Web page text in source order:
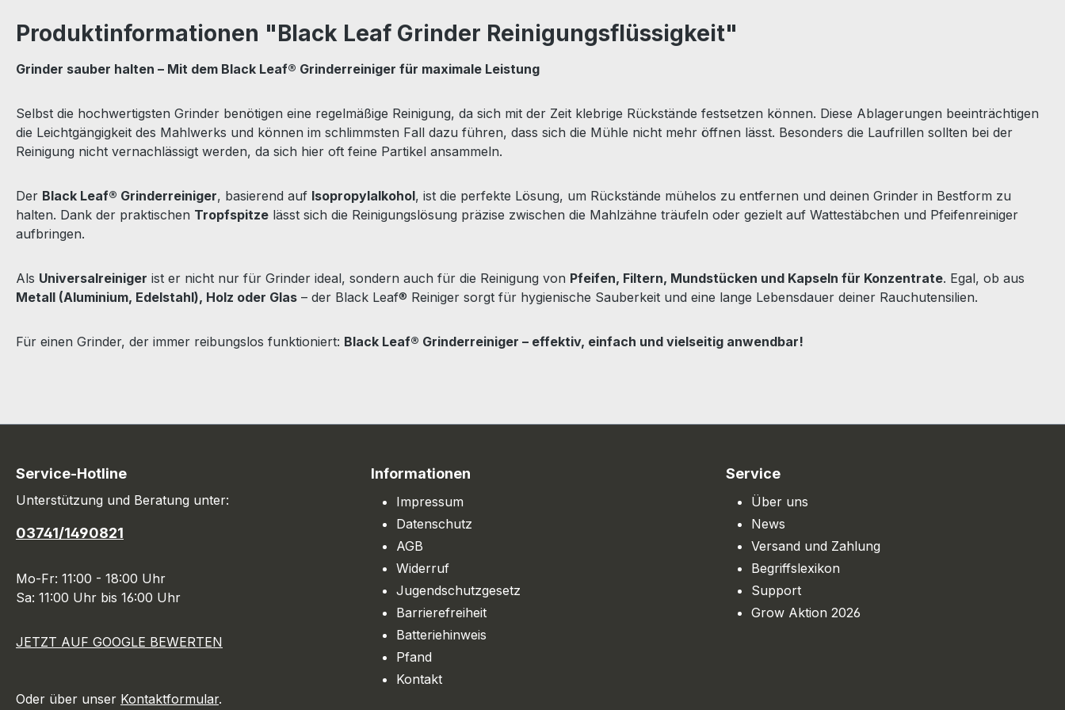
Produktinformationen "Black Leaf Grinder Reinigungsflüssigkeit"
Grinder sauber halten – Mit dem Black Leaf® Grinderreiniger für maximale Leistung
Selbst die hochwertigsten Grinder benötigen eine regelmäßige Reinigung, da sich mit der Zeit klebrige Rückstände festsetzen können. Diese Ablagerungen beeinträchtigen
die Leichtgängigkeit des Mahlwerks und können im schlimmsten Fall dazu führen, dass sich die Mühle nicht mehr öffnen lässt. Besonders die Laufrillen sollten bei der
Reinigung nicht vernachlässigt werden, da sich hier oft feine Partikel ansammeln.
Der Black Leaf® Grinderreiniger, basierend auf Isopropylalkohol, ist die perfekte Lösung, um Rückstände mühelos zu entfernen und deinen Grinder in Bestform zu
halten. Dank der praktischen Tropfspitze lässt sich die Reinigungslösung präzise zwischen die Mahlzähne träufeln oder gezielt auf Wattestäbchen und Pfeifenreiniger
aufbringen.
Als Universalreiniger ist er nicht nur für Grinder ideal, sondern auch für die Reinigung von Pfeifen, Filtern, Mundstücken und Kapseln für Konzentrate. Egal, ob aus
Metall (Aluminium, Edelstahl), Holz oder Glas – der Black Leaf® Reiniger sorgt für hygienische Sauberkeit und eine lange Lebensdauer deiner Rauchutensilien.
Für einen Grinder, der immer reibungslos funktioniert: Black Leaf® Grinderreiniger – effektiv, einfach und vielseitig anwendbar!
Service-Hotline
Unterstützung und Beratung unter:
03741/1490821
Mo-Fr: 11:00 - 18:00 Uhr
Sa: 11:00 Uhr bis 16:00 Uhr
JETZT AUF GOOGLE BEWERTEN
Oder über unser Kontaktformular.
Informationen
Impressum
Datenschutz
AGB
Widerruf
Jugendschutzgesetz
Barrierefreiheit
Batteriehinweis
Pfand
Kontakt
Service
Über uns
News
Versand und Zahlung
Begriffslexikon
Support
Grow Aktion 2026